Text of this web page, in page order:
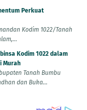
Perkuat
Kodim 1022/Tanah
Kodim 1022 dalam
Murah
Tanah Bumbu
dan Buka...